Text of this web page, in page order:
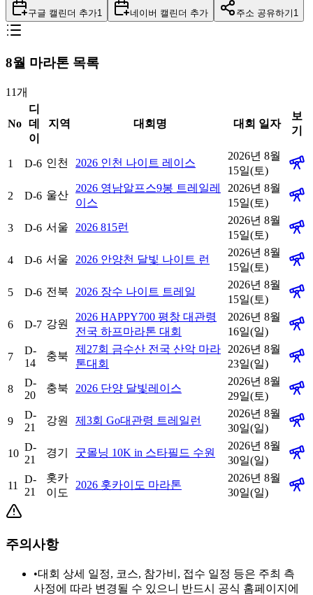
구글 캘린더 추가1 네이버 캘린더 추가 주소 공유하기 1
8월 마라톤 목록
11개
No
디
데
이
지역 대회명 대회 일자
보
기
1 D-6 인천 2026 인천 나이트 레이스
2026년 8월
15일(토)
2 D-6 울산
2026 영남알프스9봉 트레일레
이스
2026년 8월
15일(토)
3 D-6 서울 2026 815런
2026년 8월
15일(토)
4 D-6 서울 2026 안양천 달빛 나이트 런
2026년 8월
15일(토)
5 D-6 전북 2026 장수 나이트 트레일
2026년 8월
15일(토)
6 D-7 강원
2026 HAPPY700 평창 대관령
전국 하프마라톤 대회
2026년 8월
16일(일)
7
D-
14
충북
제27회 금수산 전국 산악 마라
톤대회
2026년 8월
23일(일)
8
D-
20
충북 2026 단양 달빛레이스
2026년 8월
29일(토)
9
D-
21
강원 제3회 Go대관령 트레일런
2026년 8월
30일(일)
10
D-
21
경기 굿몰닝 10K in 스타필드 수원
2026년 8월
30일(일)
11
D-
21
홋카
이도
2026 홋카이도 마라톤
2026년 8월
30일(일)
주의사항
•대회 상세 일정, 코스, 참가비, 접수 일정 등은 주최 측
사정에 따라 변경될 수 있으니 반드시 공식 홈페이지에